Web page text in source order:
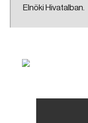
Elnöki Hivatalban.